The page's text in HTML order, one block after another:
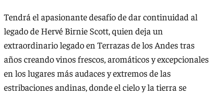
Tendrá el apasionante desafío de dar continuidad al
legado de Hervé Birnie Scott, quien deja un
extraordinario legado en Terrazas de los Andes tras
años creando vinos frescos, aromáticos y excepcionales
en los lugares más audaces y extremos de las
estribaciones andinas, donde el cielo y la tierra se